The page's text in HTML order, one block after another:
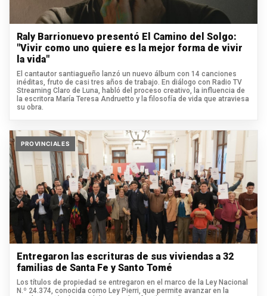
Raly Barrionuevo presentó El Camino del Solgo:
"Vivir como uno quiere es la mejor forma de vivir
la vida"
El cantautor santiagueño lanzó un nuevo álbum con 14 canciones
inéditas, fruto de casi tres años de trabajo. En diálogo con Radio TV
Streaming Claro de Luna, habló del proceso creativo, la influencia de
la escritora María Teresa Andruetto y la filosofía de vida que atraviesa
su obra.
PROVINCIALES
Entregaron las escrituras de sus viviendas a 32
familias de Santa Fe y Santo Tomé
Los títulos de propiedad se entregaron en el marco de la Ley Nacional
N.º 24.374, conocida como Ley Pierri, que permite avanzar en la